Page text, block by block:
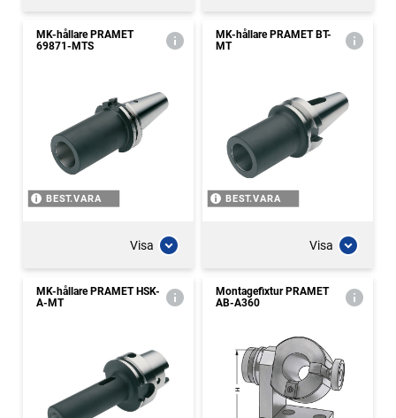
MK-hållare PRAMET
69871-MTS
BEST.VARA
Visa
MK-hållare PRAMET BT-
MT
BEST.VARA
Visa
MK-hållare PRAMET HSK-
A-MT
Montagefixtur PRAMET
AB-A360